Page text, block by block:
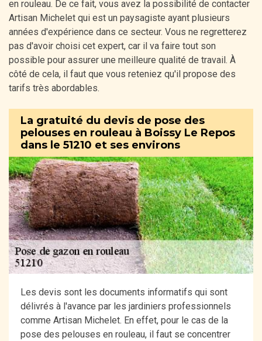
en rouleau. De ce fait, vous avez la possibilité de contacter
Artisan Michelet qui est un paysagiste ayant plusieurs
années d'expérience dans ce secteur. Vous ne regretterez
pas d'avoir choisi cet expert, car il va faire tout son
possible pour assurer une meilleure qualité de travail. À
côté de cela, il faut que vous reteniez qu'il propose des
tarifs très abordables.
La gratuité du devis de pose des
pelouses en rouleau à Boissy Le Repos
dans le 51210 et ses environs
Les devis sont les documents informatifs qui sont
délivrés à l'avance par les jardiniers professionnels
comme Artisan Michelet. En effet, pour le cas de la
pose des pelouses en rouleau, il faut se concentrer